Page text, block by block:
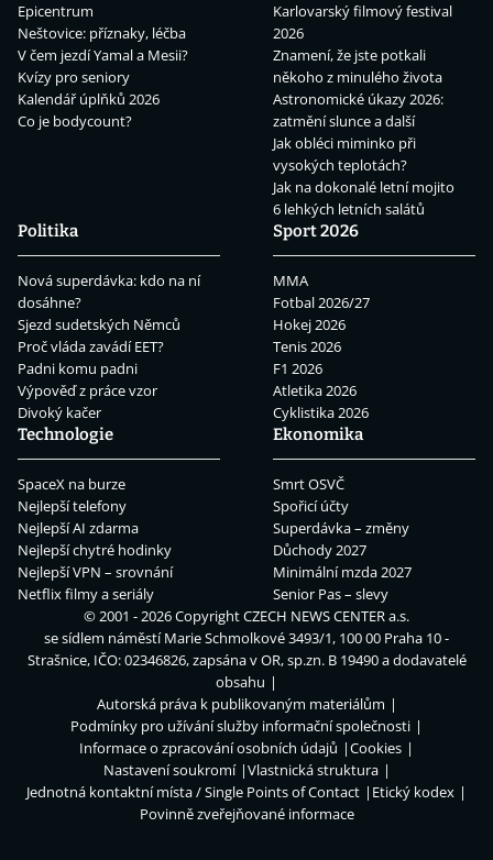
Epicentrum
Neštovice: příznaky, léčba
V čem jezdí Yamal a Mesii?
Kvízy pro seniory
Kalendář úplňků 2026
Co je bodycount?
Karlovarský filmový festival
2026
Znamení, že jste potkali
někoho z minulého života
Astronomické úkazy 2026:
zatmění slunce a další
Jak obléci miminko při
vysokých teplotách?
Jak na dokonalé letní mojito
6 lehkých letních salátů
Politika
Nová superdávka: kdo na ní
dosáhne?
Sjezd sudetských Němců
Proč vláda zavádí EET?
Padni komu padni
Výpověď z práce vzor
Divoký kačer
Sport 2026
MMA
Fotbal 2026/27
Hokej 2026
Tenis 2026
F1 2026
Atletika 2026
Cyklistika 2026
Technologie
SpaceX na burze
Nejlepší telefony
Nejlepší AI zdarma
Nejlepší chytré hodinky
Nejlepší VPN – srovnání
Netflix filmy a seriály
Ekonomika
Smrt OSVČ
Spořicí účty
Superdávka – změny
Důchody 2027
Minimální mzda 2027
Senior Pas – slevy
© 2001 - 2026 CopyrightCZECH NEWS CENTER a.s.
se sídlem náměstí Marie Schmolkové 3493/1, 100 00 Praha 10 -
Strašnice, IČO: 02346826, zapsána v OR, sp.zn. B 19490 a dodavatelé
obsahu
Autorská práva k publikovaným materiálům
Podmínky pro užívání služby informační společnosti
Informace o zpracování osobních údajů
Cookies
Nastavení soukromí
Vlastnická struktura
Jednotná kontaktní místa / Single Points of Contact
Etický kodex
Povinně zveřejňované informace